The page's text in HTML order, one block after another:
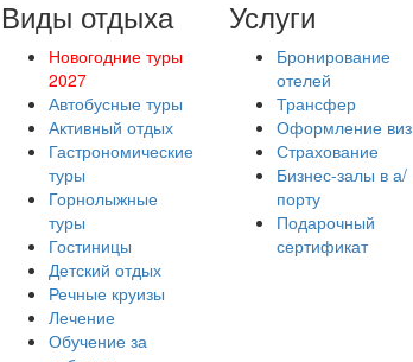
Виды отдыха
Новогодние туры
2027
Автобусные туры
Активный отдых
Гастрономические
туры
Горнолыжные
туры
Гостиницы
Детский отдых
Речные круизы
Лечение
Обучение за
Услуги
Бронирование
отелей
Трансфер
Оформление виз
Страхование
Бизнес-залы в а/
порту
Подарочный
сертификат